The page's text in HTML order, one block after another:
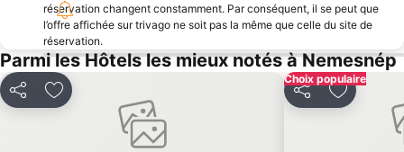
réservation changent constamment. Par conséquent, il se peut que
l’offre affichée sur trivago ne soit pas la même que celle du site de
réservation.
Parmi les Hôtels les mieux notés à Nemesnép
PartagerAjouter à mes favoris
Choix populaire
PartagerAjouter à